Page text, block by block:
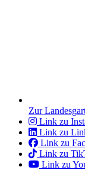
Zur
Link zu
Link zu
Link zu
Link zu
Link zu